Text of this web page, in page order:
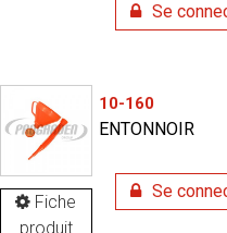
Se
Fiche
produit
10-160
ENTONNOIR
Se